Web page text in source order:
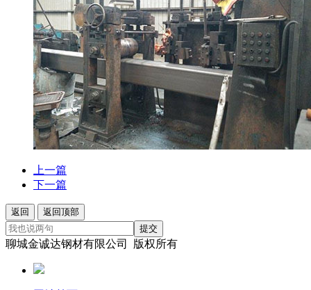
上一篇
下一篇
返回
返回顶部
提交
聊城金诚达钢材有限公司 版权所有